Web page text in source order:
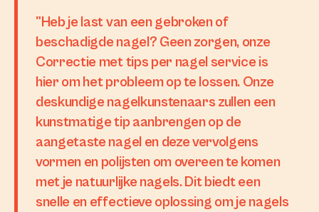
"Heb je last van een gebroken of
beschadigde nagel? Geen zorgen, onze
Correctie met tips per nagel service is
hier om het probleem op te lossen. Onze
deskundige nagelkunstenaars zullen een
kunstmatige tip aanbrengen op de
aangetaste nagel en deze vervolgens
vormen en polijsten om overeen te komen
met je natuurlijke nagels. Dit biedt een
snelle en effectieve oplossing om je nagels